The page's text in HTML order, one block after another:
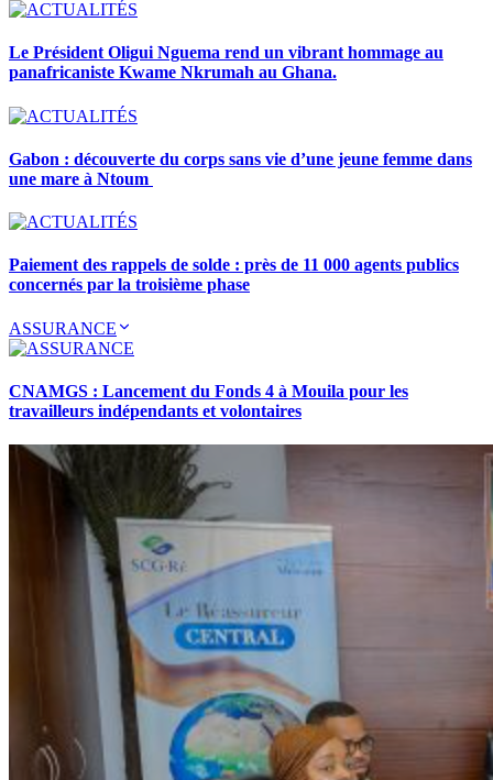
Le Président Oligui Nguema rend un vibrant hommage au
panafricaniste Kwame Nkrumah au Ghana.
Gabon : découverte du corps sans vie d’une jeune femme dans
une mare à Ntoum
Paiement des rappels de solde : près de 11 000 agents publics
concernés par la troisième phase
ASSURANCE
CNAMGS : Lancement du Fonds 4 à Mouila pour les
travailleurs indépendants et volontaires